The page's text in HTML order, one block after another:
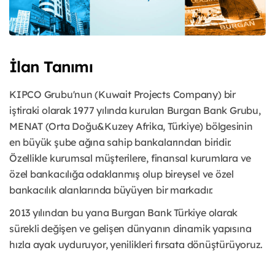
İlan Tanımı
KIPCO Grubu'nun (Kuwait Projects Company) bir
iştiraki olarak 1977 yılında kurulan Burgan Bank Grubu,
MENAT (Orta Doğu&Kuzey Afrika, Türkiye) bölgesinin
en büyük şube ağına sahip bankalarından biridir.
Özellikle kurumsal müşterilere, finansal kurumlara ve
özel bankacılığa odaklanmış olup bireysel ve özel
bankacılık alanlarında büyüyen bir markadır.
2013 yılından bu yana Burgan Bank Türkiye olarak
sürekli değişen ve gelişen dünyanın dinamik yapısına
hızla ayak uyduruyor, yenilikleri fırsata dönüştürüyoruz.